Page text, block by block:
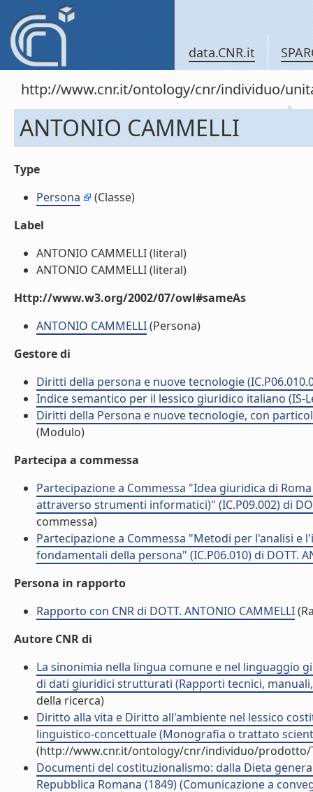
data.CNR.it
http://www.cnr.it/ontology/cnr/individuo/
ANTONIO CAMMELLI
Type
Persona
(Classe)
Label
ANTONIO CAMMELLI (literal)
ANTONIO CAMMELLI (literal)
Http://www.w3.org/2002/07/owl#sameAs
ANTONIO CAMMELLI(Persona)
Gestore di
Diritti della persona e nuove tecnologie
Indice semantico per il lessico giuridico italiano (IS-
Diritti della Persona e nuove tecnologie, con
(Modulo)
Partecipa a commessa
Partecipazione a Commessa "Idea giuridica di
attraverso strumenti informatici)" (IC.P09.002) di
commessa)
Partecipazione a Commessa "Metodi per l'analisi
fondamentali della persona" (IC.P06.010) di DOTT.
Persona in rapporto
Rapporto con CNR di DOTT. ANTONIO CAMMELLI
Autore CNR di
La sinonimia nella lingua comune e nel linguaggio
di dati giuridici strutturati (Rapporti tecnici,
della ricerca)
Diritto alla vita e Diritto all'ambiente nel lessico
linguistico-concettuale (Monografia o trattato
(http://www.cnr.it/ontology/cnr/individuo/prodotto/
Documenti del costituzionalismo: dalla Dieta
Repubblica Romana (1849) (Comunicazione a